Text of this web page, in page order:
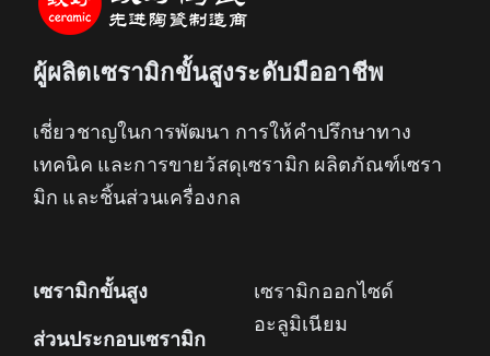
ผู้ผลิตเซรามิกขั้นสูงระดับมืออาชีพ
เชี่ยวชาญในการพัฒนา การให้คำปรึกษาทาง
เทคนิค และการขายวัสดุเซรามิก ผลิตภัณฑ์เซรา
มิก และชิ้นส่วนเครื่องกล
เซรามิกขั้นสูง
ส่วนประกอบเซรามิก
เซรามิกออกไซด์
อะลูมิเนียม